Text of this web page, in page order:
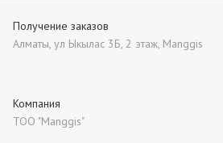
Получение заказов
Алматы, ул Ыкылас 3Б, 2 этаж, Manggis
Компания
ТОО "Manggis"